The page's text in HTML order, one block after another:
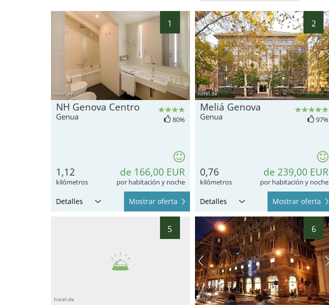
1
hotel.de
NH Genova Centro
Genua 80%
1,12
kilómetros
de 166,00 EUR
por habitación y noche
Detalles Mostrar oferta
2
hotel.de
Meliá Genova
Genua 97%
0,76
kilómetros
de 239,00 EUR
por habitación y noche
Detalles Mostrar oferta
5
hotel.de
6
hotel.de